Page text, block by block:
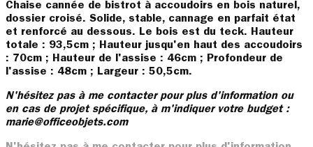
Chaise cannée de bistrot à accoudoirs en bois naturel,
dossier croisé. Solide, stable, cannage en parfait état
et renforcé au dessous. Le bois est du teck. Hauteur
totale : 93,5cm ; Hauteur jusqu'en haut des accoudoirs
: 70cm ; Hauteur de l'assise : 46cm ; Profondeur de
l'assise : 48cm ; Largeur : 50,5cm.
N'hésitez pas à me contacter pour plus d'information ou
en cas de projet spécifique, à m'indiquer votre budget :
marie@officeobjets.com